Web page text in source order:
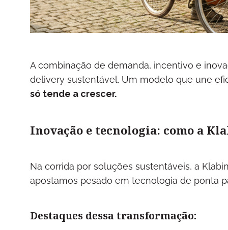
A combinação de demanda, incentivo e
delivery sustentável. Um modelo que une
só tende a crescer.
Inovação e tecnologia: como a
Na corrida por soluções sustentáveis, a
apostamos pesado em tecnologia de ponta
Destaques dessa transformação: